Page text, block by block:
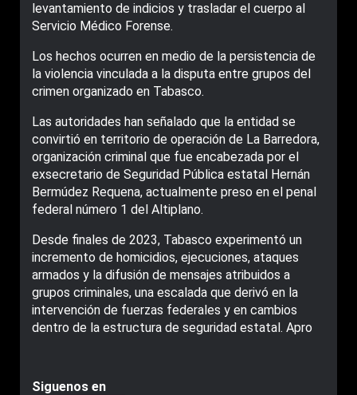
levantamiento de indicios y trasladar el cuerpo al
Servicio Médico Forense.
Los hechos ocurren en medio de la persistencia de
la violencia vinculada a la disputa entre grupos del
crimen organizado en Tabasco.
Las autoridades han señalado que la entidad se
convirtió en territorio de operación de La Barredora,
organización criminal que fue encabezada por el
exsecretario de Seguridad Pública estatal Hernán
Bermúdez Requena, actualmente preso en el penal
federal número 1 del Altiplano.
Desde finales de 2023, Tabasco experimentó un
incremento de homicidios, ejecuciones, ataques
armados y la difusión de mensajes atribuidos a
grupos criminales, una escalada que derivó en la
intervención de fuerzas federales y en cambios
dentro de la estructura de seguridad estatal. Apro
Siguenos en